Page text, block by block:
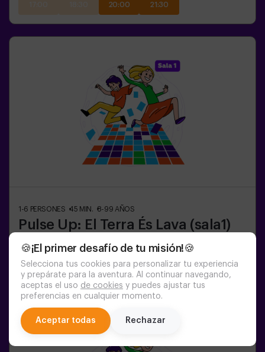
🍪¡El primer desafío de tu misión!🍪
Selecciona tus cookies para personalizar tu experiencia
y prepárate para la aventura. Al continuar navegando,
aceptas el uso de cookies y puedes ajustar tus
preferencias en cualquier momento.
Aceptar todas Rechazar
20:00 21:30
1-6 PERSONES 45 MIN. 8-99 AÑOS
Pulse Up: El Terra És Lava (sala1)
16:25 17:30 18:35 19:40 20:45
21:50